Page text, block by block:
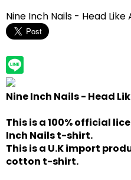
Nine Inch Nails - Head Like
Nine Inch Nails - Head
This is a 100% official
Inch Nailst-shirt.
This is a U.K import
cotton t-shirt.